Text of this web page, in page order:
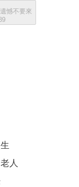
憾不要來
人